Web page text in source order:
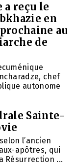
a reçu le
en
au
de
chef
autonome
Sainte-
l’ancien
apôtres, qui
Résurrection ...